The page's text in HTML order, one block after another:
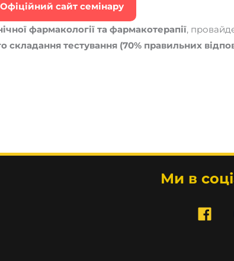
Офіційний сайт семінару
фармакології та фармакотерапії,
складання тестування (70% правильних
Ми в